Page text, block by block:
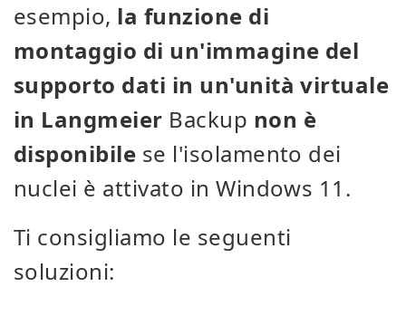
esempio, la funzione di
montaggio di un'immagine del
supporto dati in un'unità virtuale
in Langmeier Backup non è
disponibile se l'isolamento dei
nuclei è attivato in Windows 11.
Ti consigliamo le seguenti
soluzioni: